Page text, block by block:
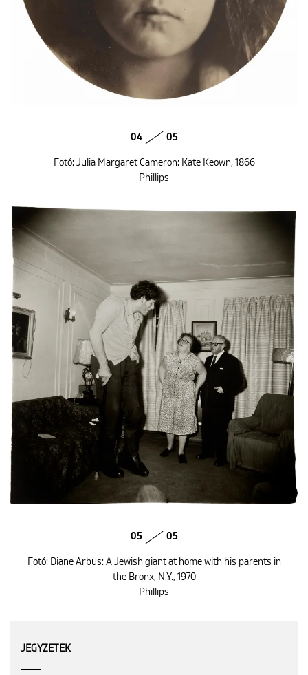
04 05
Fotó: Julia Margaret Cameron: Kate Keown, 1866
Phillips
05 05
Fotó: Diane Arbus: A Jewish giant at home with his parents in
the Bronx, N.Y., 1970
Phillips
JEGYZETEK